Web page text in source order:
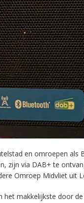
en omroepen als
zijn via DAB+ te
Omroep Midvliet uit
het makkelijkste door